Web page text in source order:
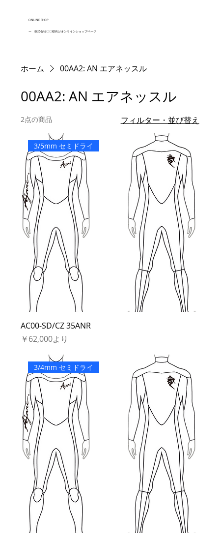
ONLINE SHOP
ー 株式会社〇〇様向けオンラインショップページ
ホーム 00AA2: AN エアネッスル
00AA2: AN エアネッスル
2点の商品 フィルター・並び替え
3/5mm セミドライ
AC00-SD/CZ 35ANR
￥62,000より
セール価格
3/4mm セミドライ